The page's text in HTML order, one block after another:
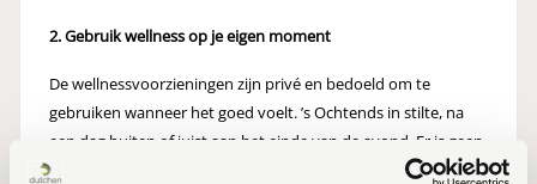
2. Gebruik wellness op je eigen moment
De wellnessvoorzieningen zijn privé en bedoeld om te
gebruiken wanneer het goed voelt. ’s Ochtends in stilte, na
een dag buiten of juist aan het einde van de avond. Er is geen
vast ritme nodig.